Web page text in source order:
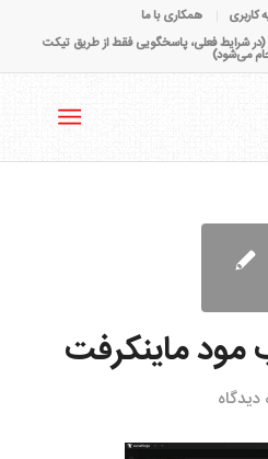
کاربری
همکاری با ما
پشتیبانی و فروش : 65 42 28 - 021 (در شرایط فعلی، پاسخگویی فقط از طریق تیکت
می‌شود)
ماینکرفت